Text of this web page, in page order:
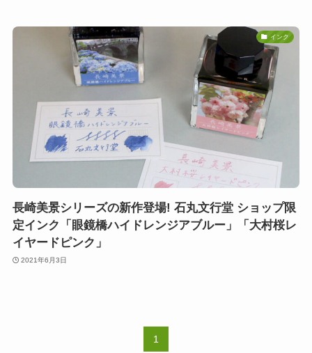
インク
長崎美景シリーズの新作登場! 石丸文行堂 ショップ限
定インク「眼鏡橋ハイドレンジアブルー」「大村桜レ
イヤードピンク」
2021年6月3日
1